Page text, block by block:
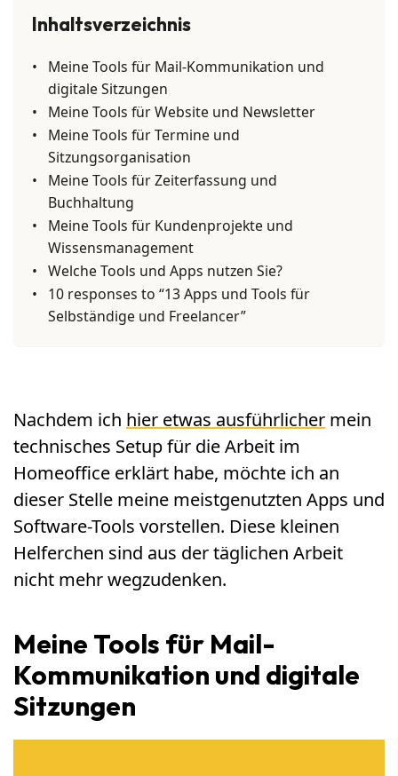
Nachdem ich hier etwas ausführlicher mein
technisches Setup für die Arbeit im
Homeoffice erklärt habe, möchte ich an
dieser Stelle meine meistgenutzten Apps und
Software-Tools vorstellen. Diese kleinen
Helferchen sind aus der täglichen Arbeit
nicht mehr wegzudenken.
Meine Tools für Mail-
Kommunikation und digitale
Sitzungen
Inhaltsverzeichnis
Meine Tools für Mail-Kommunikation und
digitale Sitzungen
Meine Tools für Website und Newsletter
Meine Tools für Termine und
Sitzungsorganisation
Meine Tools für Zeiterfassung und
Buchhaltung
Meine Tools für Kundenprojekte und
Wissensmanagement
Welche Tools und Apps nutzen Sie?
10 responses to “13 Apps und Tools für
Selbständige und Freelancer”